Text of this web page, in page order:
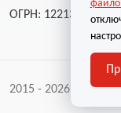
ОГРН:
2015 - 2026 | Все